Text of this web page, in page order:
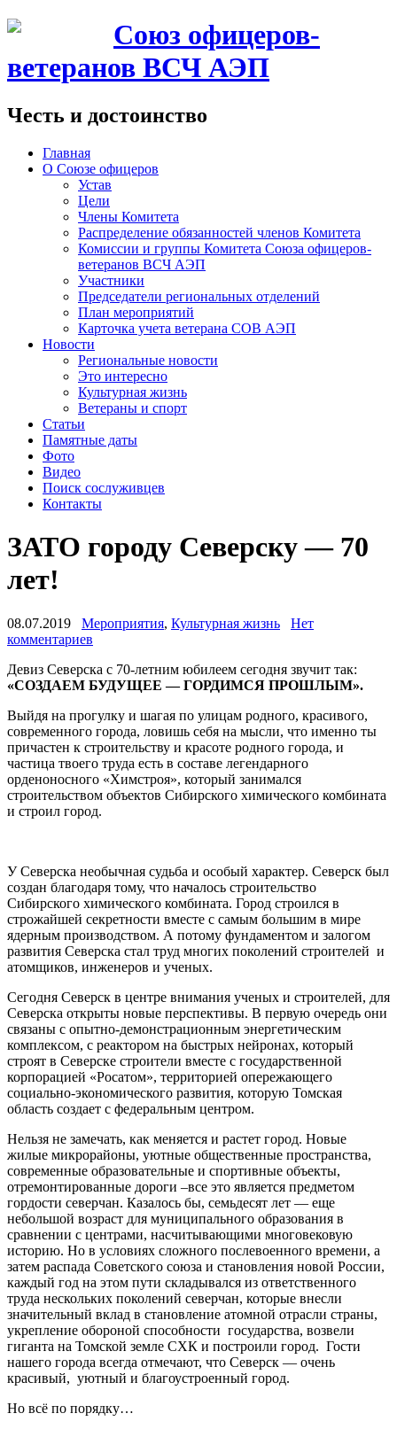
Союз офицеров-
ветеранов ВСЧ АЭП
Честь и достоинство
Главная
О Союзе офицеров
Устав
Цели
Члены Комитета
Распределение обязанностей членов Комитета
Комиссии и группы Комитета Союза офицеров-
ветеранов ВСЧ АЭП
Участники
Председатели региональных отделений
План мероприятий
Карточка учета ветерана CОВ АЭП
Новости
Региональные новости
Это интересно
Культурная жизнь
Ветераны и спорт
Статьи
Памятные даты
Фото
Видео
Поиск сослуживцев
Контакты
ЗАТО городу Северску — 70
лет!
08.07.2019 Мероприятия, Культурная жизнь
Нет
комментариев
Девиз Северска с 70-летним юбилеем сегодня звучит так:
«СОЗДАЕМ БУДУЩЕЕ — ГОРДИМСЯ ПРОШЛЫМ».
Выйдя на прогулку и шагая по улицам родного, красивого,
современного города, ловишь себя на мысли, что именно ты
причастен к строительству и красоте родного города, и
частица твоего труда есть в составе легендарного
орденоносного «Химстроя», который занимался
строительством объектов Сибирского химического комбината
и строил город.
У Северска необычная судьба и особый характер. Северск был
создан благодаря тому, что началось строительство
Сибирского химического комбината. Город строился в
строжайшей секретности вместе с самым большим в мире
ядерным производством. А потому фундаментом и залогом
развития Северска стал труд многих поколений строителей и
атомщиков, инженеров и ученых.
Сегодня Северск в центре внимания ученых и строителей, для
Северска открыты новые перспективы. В первую очередь они
связаны с опытно-демонстрационным энергетическим
комплексом, с реактором на быстрых нейронах, который
строят в Северске строители вместе с государственной
корпорацией «Росатом», территорией опережающего
социально-экономического развития, которую Томская
область создает с федеральным центром.
Нельзя не замечать, как меняется и растет город. Новые
жилые микрорайоны, уютные общественные пространства,
современные образовательные и спортивные объекты,
отремонтированные дороги –все это является предметом
гордости северчан. Казалось бы, семьдесят лет — еще
небольшой возраст для муниципального образования в
сравнении с центрами, насчитывающими многовековую
историю. Но в условиях сложного послевоенного времени, а
затем распада Советского союза и становления новой России,
каждый год на этом пути складывался из ответственного
труда нескольких поколений северчан, которые внесли
значительный вклад в становление атомной отрасли страны,
укрепление обороной способности государства, возвели
гиганта на Томской земле СХК и построили город. Гости
нашего города всегда отмечают, что Северск — очень
красивый, уютный и благоустроенный город.
Но всё по порядку…